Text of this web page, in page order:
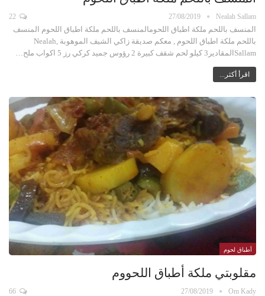
Nealah Sallam
27/08/2019
المنسف باللحم ملكة اطباق اللحومالمنسف باللحم ملكة اطباق اللحوم المنسف
باللحم ملكة اطباق اللحوم , معكم صديقة زاكي الشيف الموهوبة ,Nealah
Sallamالمقادير3 كيلو لحم شقف كبيرة 2 رؤوس جميد كركي رز 5 اكواب ملح…
اقرأ أكثر...
أطباق لحوم
مقلوبتي ملكة أطباق اللحووم
Om Kady
27/08/2019